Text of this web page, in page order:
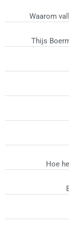
Waarom
Thijs
Hoe